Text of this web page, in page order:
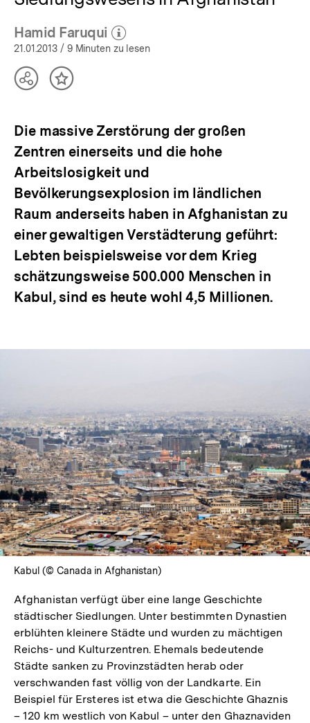
Hamid Faruqui
(Mehr zum Autor)
öffnen
21.01.2013 / 9 Minuten zu lesen
TeilenInhalt
Die massive Zerstörung der großen
Zentren einerseits und die hohe
Arbeitslosigkeit und
Bevölkerungsexplosion im ländlichen
Raum anderseits haben in Afghanistan zu
einer gewaltigen Verstädterung geführt:
Lebten beispielsweise vor dem Krieg
schätzungsweise 500.000 Menschen in
Kabul, sind es heute wohl 4,5 Millionen.
Kabul (© Canada in Afghanistan)
Afghanistan verfügt über eine lange Geschichte
städtischer Siedlungen. Unter bestimmten Dynastien
erblühten kleinere Städte und wurden zu mächtigen
Reichs- und Kulturzentren. Ehemals bedeutende
Städte sanken zu Provinzstädten herab oder
verschwanden fast völlig von der Landkarte. Ein
Beispiel für Ersteres ist etwa die Geschichte Ghaznis
– 120 km westlich von Kabul – unter den Ghaznaviden